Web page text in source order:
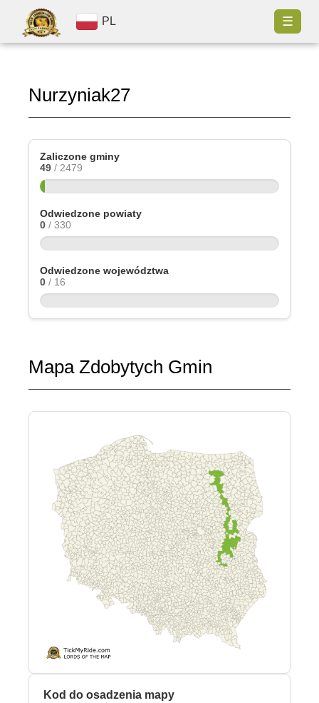
PL ☰
Nurzyniak27
Zaliczone gminy
49 / 2479
Odwiedzone powiaty
0 / 330
Odwiedzone województwa
0 / 16
Mapa Zdobytych Gmin
Kod do osadzenia mapy